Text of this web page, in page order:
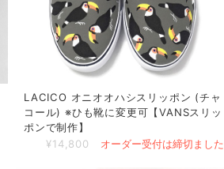
LACICO オニオオハシスリッポン (チャ
コール) ※ひも靴に変更可【VANSスリッ
ポンで制作】
¥14,800
オーダー受付は締切ました